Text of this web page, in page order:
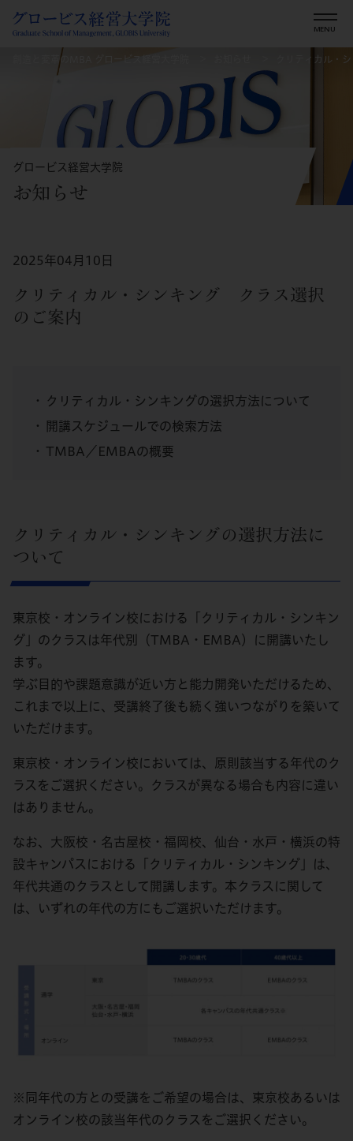
創造と変革のMBA グロービス経営大学院 クリティカル・
グロービス経営大学院
お知らせ
2025年04月10日
クリティカル・シンキング クラス選択
のご案内
クリティカル・シンキングの選択方法について
開講スケジュールでの検索方法
TMBA／EMBAの概要
クリティカル・シンキングの選択方法に
ついて
東京校・オンライン校における「クリティカル・シンキン
グ」のクラスは年代別（TMBA・EMBA）に開講いたし
ます。
学ぶ目的や課題意識が近い方と能力開発いただけるため、
これまで以上に、受講終了後も続く強いつながりを築いて
いただけます。
東京校・オンライン校においては、原則該当する年代のク
ラスをご選択ください。クラスが異なる場合も内容に違い
はありません。
なお、大阪校・名古屋校・福岡校、仙台・水戸・横浜の特
設キャンパスにおける「クリティカル・シンキング」は、
年代共通のクラスとして開講します。本クラスに関して
は、いずれの年代の方にもご選択いただけます。
※同年代の方との受講をご希望の場合は、東京校あるいは
オンライン校の該当年代のクラスをご選択ください。